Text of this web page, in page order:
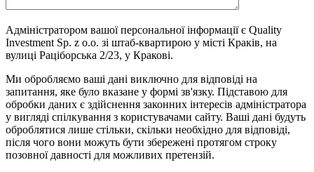
Адміністратором вашої персональної інформації є Quality
Investment Sp. z o.o. зі штаб-квартирою у місті Краків, на
вулиці Раціборська 2/23, у Кракові.
Ми обробляємо ваші дані виключно для відповіді на
запитання, яке було вказане у формі зв'язку. Підставою для
обробки даних є здійснення законних інтересів адміністратора
у вигляді спілкування з користувачами сайту. Ваші дані будуть
оброблятися лише стільки, скільки необхідно для відповіді,
після чого вони можуть бути збережені протягом строку
позовної давності для можливих претензій.